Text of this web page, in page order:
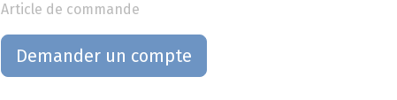
Article de commande
Demander un compte